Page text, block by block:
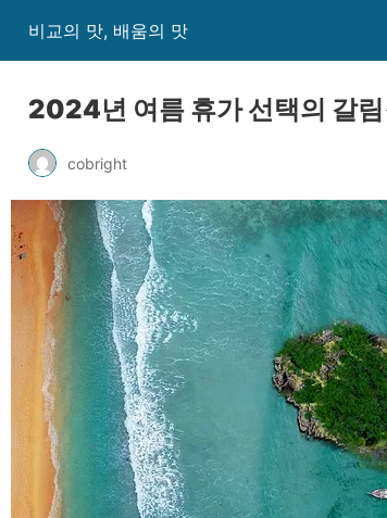
비교의 맛, 배움의 맛
2024년 여름 휴가 선택의 갈
cobright